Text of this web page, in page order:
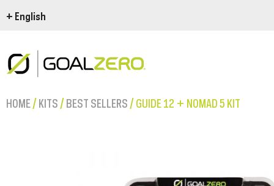
+ English
HOME/KITS/BEST SELLERS/ GUIDE 12 + NOMAD 5 KIT